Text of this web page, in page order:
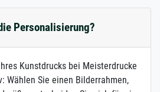
Personalisierung?
Kunstdrucks bei Meisterdrucke
Wählen Sie einen Bilderrahmen,